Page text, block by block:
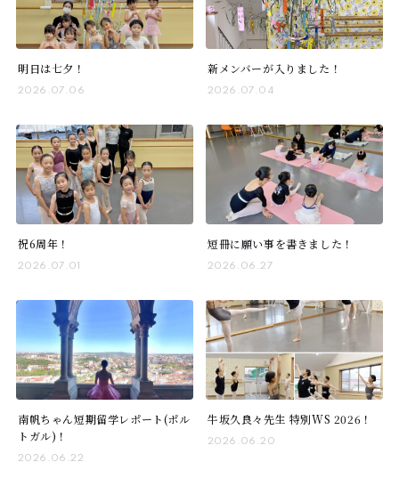
明日は七夕！
2026.07.06
新メンバーが入りました！
2026.07.04
祝6周年！
2026.07.01
短冊に願い事を書きました！
2026.06.27
南帆ちゃん短期留学レポート(ポル
トガル)！
2026.06.22
牛坂久良々先生 特別WS 2026！
2026.06.20